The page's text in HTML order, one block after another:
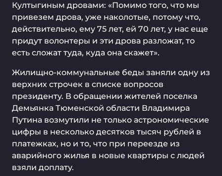
Култыгиным дровами: «Помимо того, что мы
привезем дрова, уже наколотые, потому что,
действительно, ему 75 лет, ей 70 лет, у нас еще
придут волонтеры и эти дрова разложат, то
есть сложат туда, куда она скажет».
Жилищно-коммунальные беды заняли одну из
верхних строчек в списке вопросов
президенту. В обращении жителей поселка
Демьянка Тюменской области Владимира
Путина возмутили не только астрономические
цифры в несколько десятков тысяч рублей в
платежках, но и то, что при переезде из
аварийного жилья в новые квартиры с людей
взяли доплату.